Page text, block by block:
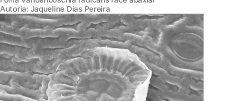
Autoria: Jaqueline Dias Pereira